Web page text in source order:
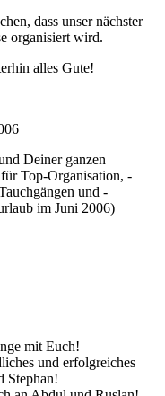
dass unser nächster
organisiert wird.
alles Gute!
Deiner ganzen
Top-Organisation, -
und -
im Juni 2006)
mit Euch!
und erfolgreiches
Stephan!